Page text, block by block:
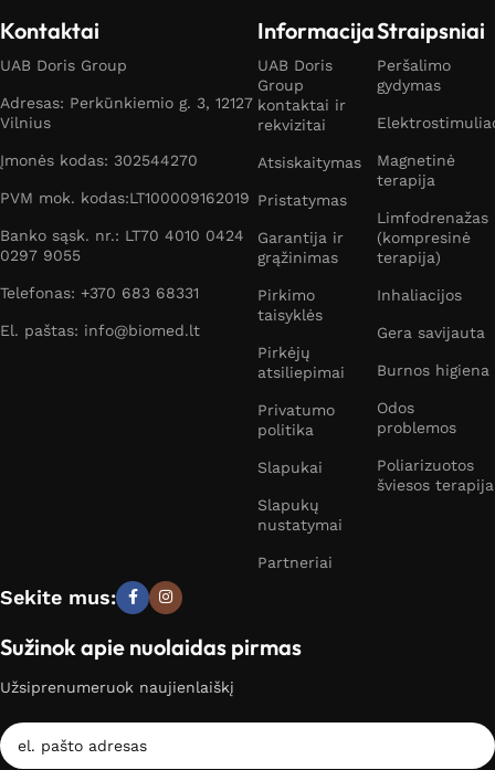
Kontaktai
UAB Doris Group
Adresas: Perkūnkiemio g. 3, 12127
Vilnius
Įmonės kodas: 302544270
PVM mok. kodas:LT100009162019
Banko sąsk. nr.: LT70 4010 0424
0297 9055
Telefonas: +370 683 68331
El. paštas: info@biomed.lt
Informacija
UAB Doris
Group
kontaktai ir
rekvizitai
Atsiskaitymas
Pristatymas
Garantija ir
grąžinimas
Pirkimo
taisyklės
Pirkėjų
atsiliepimai
Privatumo
politika
Slapukai
Slapukų
nustatymai
Partneriai
Straipsniai
Peršalimo
gydymas
Magnetinė
terapija
Limfodrenažas
(kompresinė
terapija)
Inhaliacijos
Gera savijauta
Burnos higiena
Odos
problemos
Poliarizuotos
šviesos terapija
Sekite mus:
Sužinok apie nuolaidas pirmas
Užsiprenumeruok naujienlaiškį